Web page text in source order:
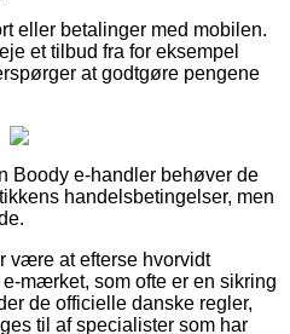
eller betalinger med mobilen.
et tilbud fra for eksempel
at godtgøre pengene
Boody e-handler behøver de
handelsbetingelser, men
være at efterse hvorvidt
mærket, som ofte er en sikring
de officielle danske regler,
til af specialister som har